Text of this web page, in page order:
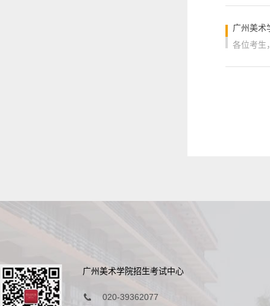
广州美术
广州美术学院招生考试中心
020-39362077